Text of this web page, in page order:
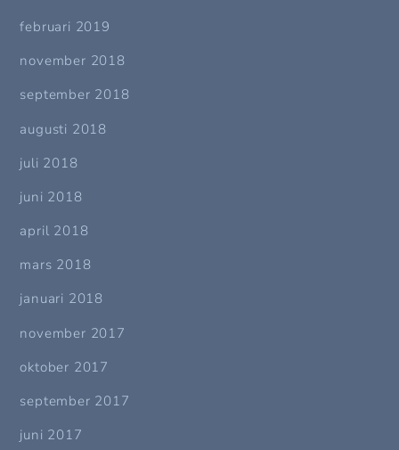
februari 2019
november 2018
september 2018
augusti 2018
juli 2018
juni 2018
april 2018
mars 2018
januari 2018
november 2017
oktober 2017
september 2017
juni 2017